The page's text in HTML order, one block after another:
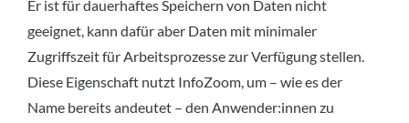
Er ist für dauerhaftes Speichern von Daten nicht
geeignet, kann dafür aber Daten mit minimaler
Zugriffszeit für Arbeitsprozesse zur Verfügung stellen.
Diese Eigenschaft nutzt InfoZoom, um – wie es der
Name bereits andeutet – den Anwender:innen zu